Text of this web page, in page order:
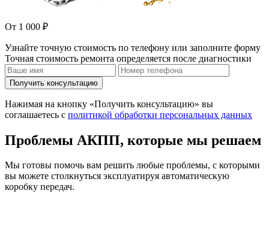
От 1 000 ₽
Узнайте точную стоимость по телефону или заполните форму
Точная стоимость ремонта определяется после диагностики
Получить консультацию
Нажимая на кнопку «Получить консультацию» вы
соглашаетесь с политикой обработки персональных данных
Проблемы АКПП, которые мы решаем
Мы готовы помочь вам решить любые проблемы, с которыми
вы можете столкнуться эксплуатируя автоматическую
коробку передач.